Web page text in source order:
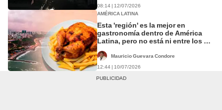
08:14 | 12/07/2026
AMÉRICA LATINA
Esta 'región' es la mejor en
gastronomía dentro de América
Latina, pero no está ni entre los 10
Taste Atlas 2026
Mauricio Guevara Condore
12:44 | 10/07/2026